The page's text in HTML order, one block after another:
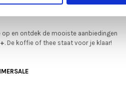
die je van Snip Wonen+ mag
en ontdek de mooiste aanbiedingen
. De koffie of thee staat voor je klaar!